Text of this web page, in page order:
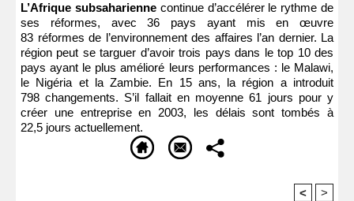
L’Afrique subsahariennecontinue d’accélérer le rythme de
ses réformes, avec 36 pays ayant mis en œuvre
83 réformes de l’environnement des affaires l’an dernier. La
région peut se targuer d’avoir trois pays dans le top 10 des
pays ayant le plus amélioré leurs performances : le Malawi,
le Nigéria et la Zambie. En 15 ans, la région a introduit
798 changements. S’il fallait en moyenne 61 jours pour y
créer une entreprise en 2003, les délais sont tombés à
22,5 jours actuellement.
< >